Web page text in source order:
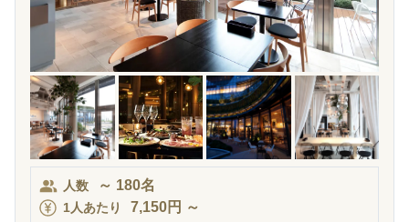
人数 ～ 180名
1人あたり 7,150円 ～